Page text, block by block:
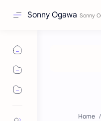
Sonny Ogawa
Home